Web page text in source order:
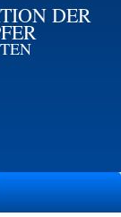
DER